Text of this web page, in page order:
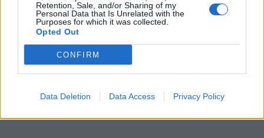
Retention, Sale, and/or Sharing of my
Personal Data that Is Unrelated with the
Purposes for which it was collected.
Opted Out
CONFIRM
Data Deletion Data Access Privacy Policy